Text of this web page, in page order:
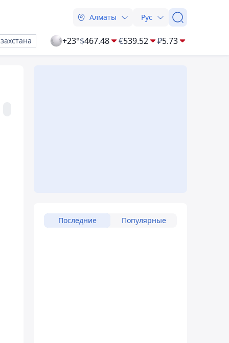
Алматы Рус
+23°$467.48 €539.52 ₽5.73
Последние Популярные